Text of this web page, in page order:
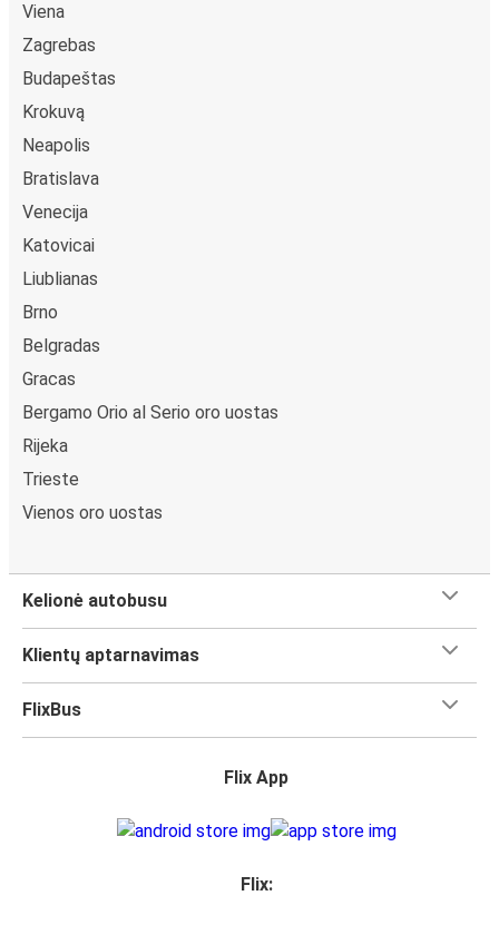
Viena
Zagrebas
Budapeštas
Krokuvą
Neapolis
Bratislava
Venecija
Katovicai
Liublianas
Brno
Belgradas
Gracas
Bergamo Orio al Serio oro uostas
Rijeka
Trieste
Vienos oro uostas
Kelionė autobusu
Klientų aptarnavimas
FlixBus
Flix App
Flix: